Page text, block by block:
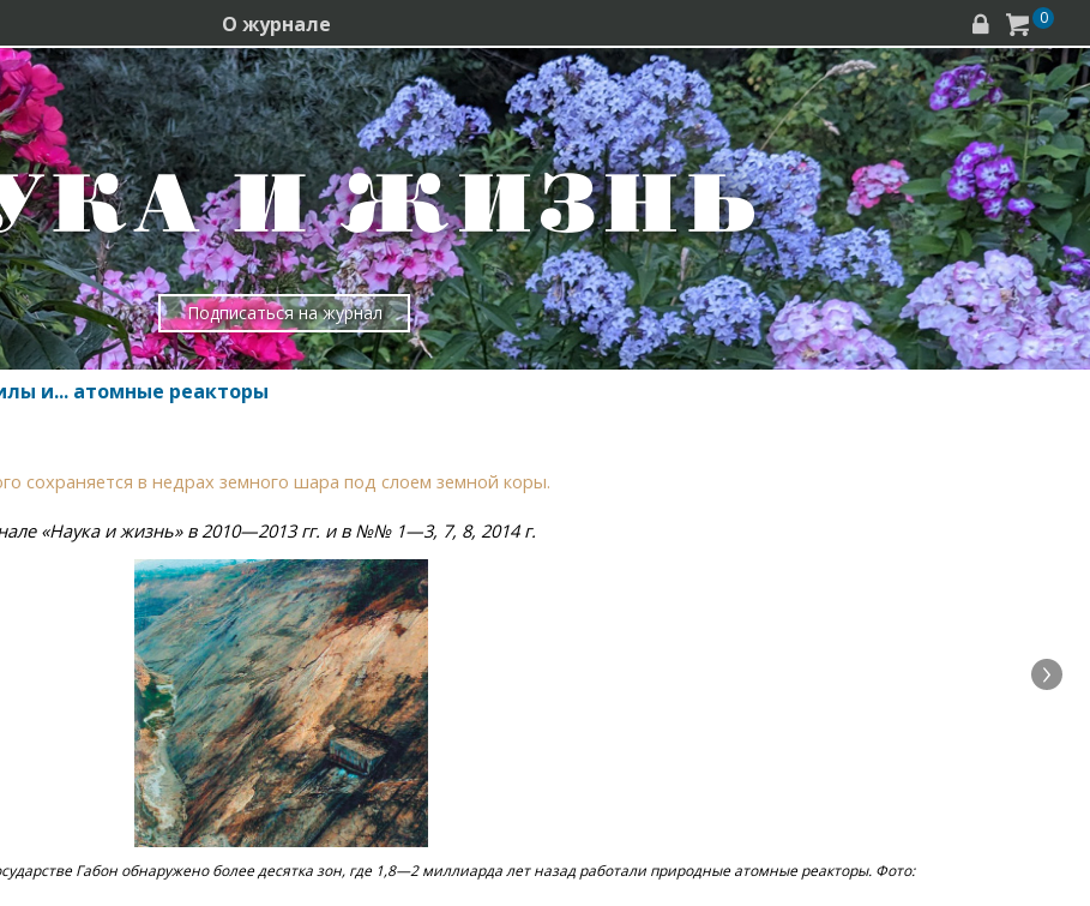
О журнале   0
Подписаться на журнал
и... атомные реакторы
сохраняется в недрах земного шара под слоем земной коры.
«Наука и жизнь» в 2010—2013 гг. и в №№ 1—3, 7, 8, 2014 г.
Габон обнаружено более десятка зон, где 1,8—2 миллиарда лет назад работали природные атомные реакторы. Фото: